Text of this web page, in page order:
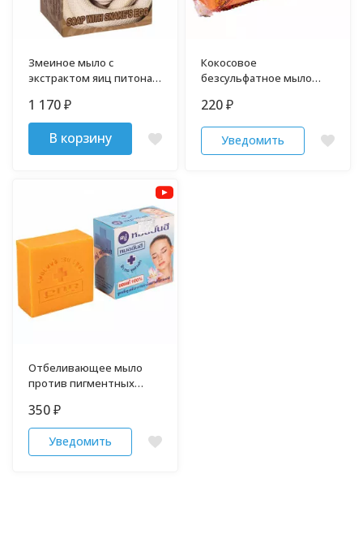
Змеиное мыло с
экстрактом яиц питона
1 170₽
В корзину
Кокосовое
безсульфатное мыло
акне 50 гр
220₽
Уведомить
Отбеливающее мыло
против пигментных
350₽
Уведомить